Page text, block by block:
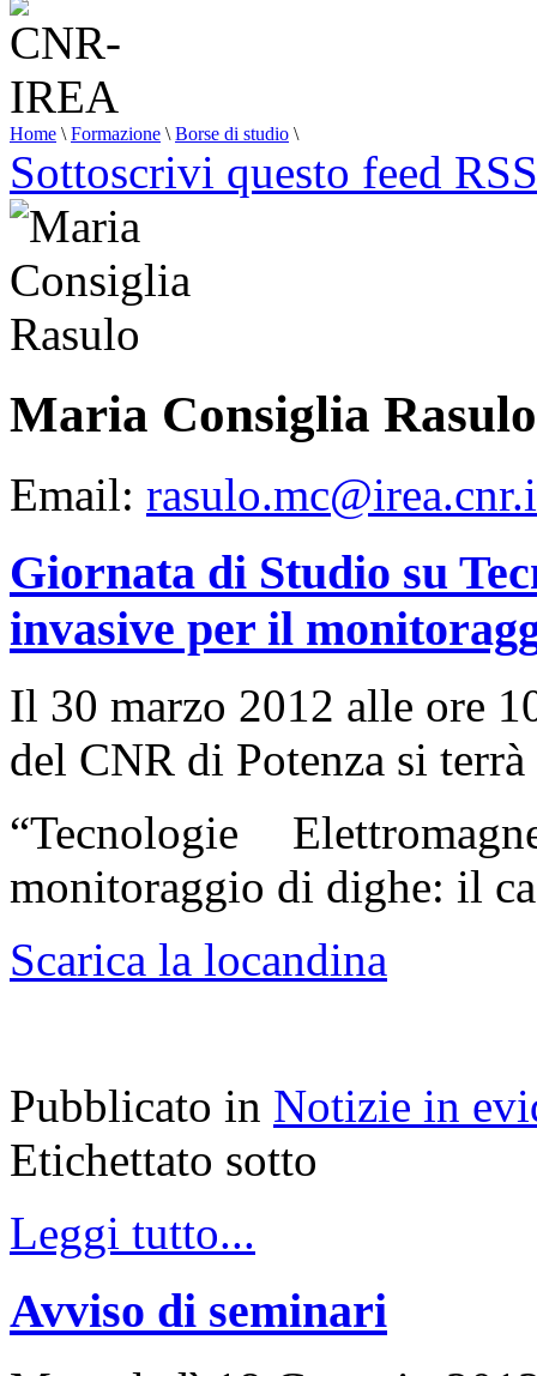
Home \ Formazione \ Borse di studio \
Sottoscrivi questo feed RSS
Maria Consiglia Rasulo
Email:
Giornata di Studio su
invasive per il
Il 30 marzo 2012 alle ore
del CNR di Potenza si
“Tecnologie
monitoraggio di dighe: il
Scarica la locandina
Pubblicato in Notizie in
Etichettato sotto
Leggi tutto...
Avviso di seminari